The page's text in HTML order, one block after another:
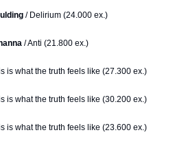
/ Delirium (24.000 ex.)
/ Anti (21.800 ex.)
is what the truth feels like (27.300 ex.)
is what the truth feels like (30.200 ex.)
is what the truth feels like (23.600 ex.)